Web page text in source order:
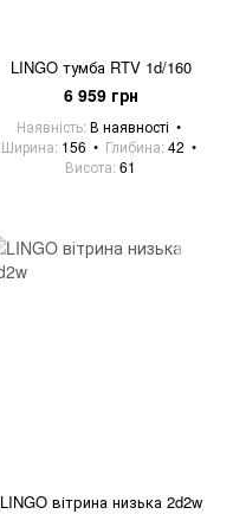
LINGO тумба RTV 1d/160
6 959 грн
Наявність В наявності
Ширина 156 Глибина 42
Висота 61
LINGO вітрина низька 2d2w